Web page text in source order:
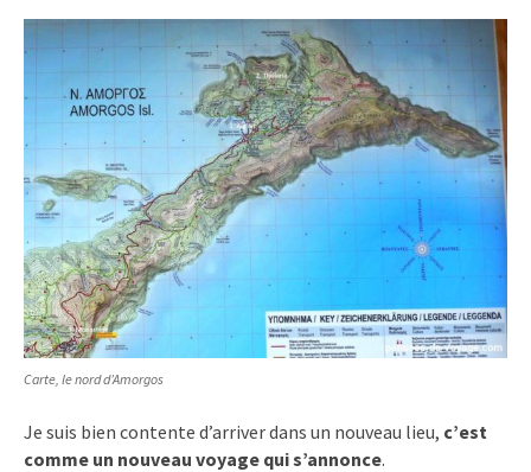
Carte, le nord d’Amorgos
Je suis bien contente d’arriver dans un nouveau lieu, c’est
comme un nouveau voyage qui s’annonce.